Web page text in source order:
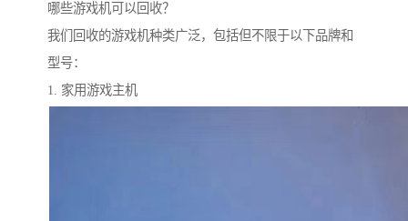
哪些游戏机可以回收？
我们回收的游戏机种类广泛，包括但不限于以下品牌和
型号：
1. 家用游戏主机